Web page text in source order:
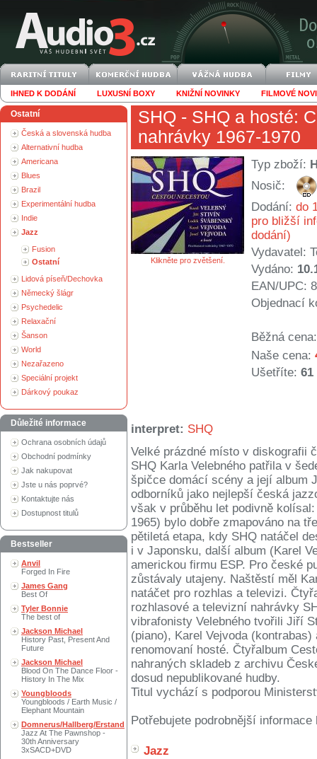
IHNED K DODÁNÍ LUXUSNÍ BOXY KNIŽNÍ NOVINKY FILMOVÉ
Ostatní
Česká a slovenská hudba
Alternativní hudba
Americana
Blues
Brazil
Experimentální hudba
Indie
Jazz
Fusion
Ostatní
Lidová píseň/Dechovka
Německý šlágr
Psychedelic
Relaxační
Šanson
World
Nezařazeno
Speciální projekt
Dárkový poukaz
Důležité informace
Ochrana osobních údajů
Obchodní podmínky
Jak nakupovat
Jste u nás poprvé?
Kontaktujte nás
Dostupnost titulů
Bestseller
Anvil
Forged In Fire
James Gang
Best Of
Tyler Bonnie
The best of
Jackson Michael
History Past, Present And
Future
Jackson Michael
Blood On The Dance Floor -
History In The Mix
Youngbloods
Youngbloods / Earth Music /
Elephant Mountain
Domnerus/Hallberg/Erstand
Jazz At The Pawnshop -
30th Anniversary
3xSACD+DVD
SHQ - SHQ a hosté:
nahrávky 1967-1970
Klikněte pro zvětšení.
Typ zboží:
Nosič:
Dodání: do
pro bližší
dodání)
Vydavatel:
Vydáno:
EAN/UPC:
Objednací
Běžná cena:
Naše cena:
Ušetříte: 61
interpret: SHQ
Velké prázdné místo v diskografii
SHQ Karla Velebného patřila v
špičce domácí scény a její album
odborníků jako nejlepší česká
však v průběhu let podivně
1965) bylo dobře zmapováno na
pětiletá etapa, kdy SHQ natáčel
i v Japonsku, další album (Karel
americkou firmu ESP. Pro české
zůstávaly utajeny. Naštěstí měl
natáčet pro rozhlas a televizi.
rozhlasové a televizní nahrávky
vibrafonisty Velebného tvořili Jiří
(piano), Karel Vejvoda
renomovaní hosté. Čtyřalbum
nahraných skladeb z archivu
dosud nepublikované hudby.
Titul vychází s podporou
Potřebujete podrobnější
Jazz